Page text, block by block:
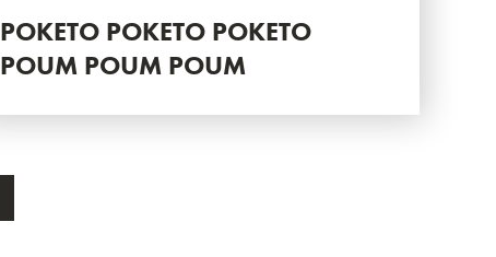
POKETO POKETO POKETO
POUM POUM POUM